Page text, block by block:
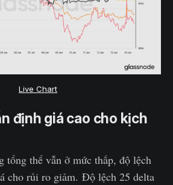
Live Chart
định giá cao cho kịch
tổng thể vẫn ở mức thấp, độ lệch
cho rủi ro giảm. Độ lệch 25 delta